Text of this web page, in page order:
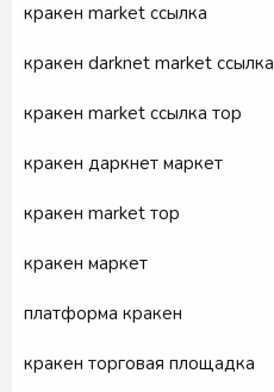
кракен market ссылка
кракен darknet market ссылка
кракен market ссылка тор
кракен даркнет маркет
кракен market тор
кракен маркет
платформа кракен
кракен торговая площадка